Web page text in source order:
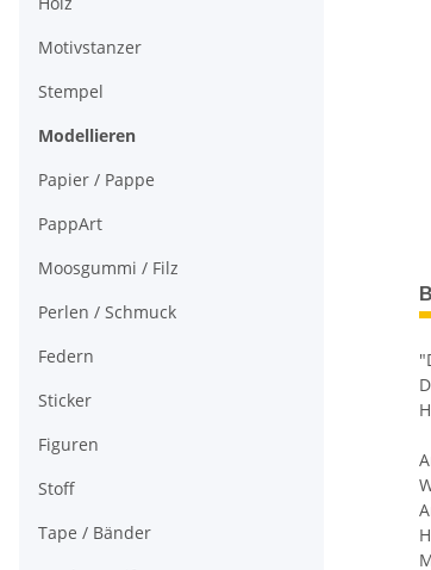
Motivstanzer
Stempel
Modellieren
Papier / Pappe
PappArt
Moosgummi / Filz
Perlen / Schmuck
Federn
Sticker
Figuren
Stoff
Tape / Bänder